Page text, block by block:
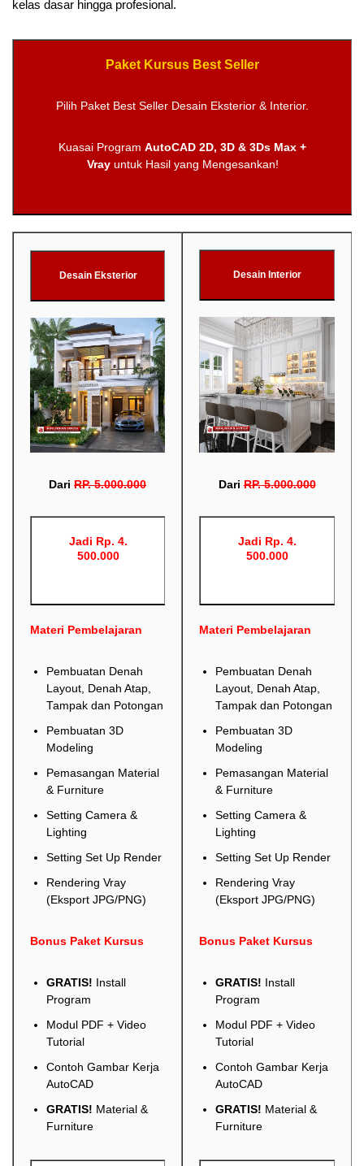
kelas dasar hingga profesional.
Paket Kursus Best Seller
Pilih Paket Best Seller Desain Eksterior & Interior.
Kuasai Program AutoCAD 2D, 3D & 3Ds Max +
Vrayuntuk Hasil yang Mengesankan!
Desain Eksterior
Dari RP.5.000.000
Jadi Rp. 4.
500.000
Materi Pembelajaran
Pembuatan Denah
Layout, Denah Atap,
Tampak dan Potongan
Pembuatan 3D
Modeling
Pemasangan Material
& Furniture
Setting Camera &
Lighting
Setting Set Up Render
Rendering Vray
(Eksport JPG/PNG)
Bonus Paket Kursus
GRATIS! Install
Program
Modul PDF + Video
Tutorial
Contoh Gambar Kerja
AutoCAD
GRATIS! Material &
Furniture
Desain Interior
DariRP.5.000.000
Jadi Rp. 4.
500.000
Materi Pembelajaran
Pembuatan Denah
Layout, Denah Atap,
Tampak dan Potongan
Pembuatan 3D
Modeling
Pemasangan Material
& Furniture
Setting Camera &
Lighting
Setting Set Up Render
Rendering Vray
(Eksport JPG/PNG)
Bonus Paket Kursus
GRATIS! Install
Program
Modul PDF + Video
Tutorial
Contoh Gambar Kerja
AutoCAD
GRATIS! Material &
Furniture